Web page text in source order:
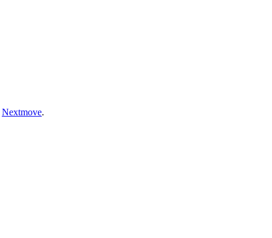
Nextmove.